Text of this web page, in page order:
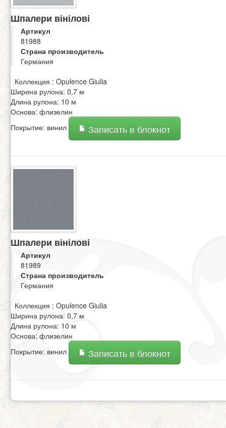
Шпалери вінілові
Артикул
81988
Страна производитель
Германия
Коллекция : Opulence Giulia
Ширина рулона: 0,7 м
Длина рулона: 10 м
Основа: флизелин
Покрытие: винил
Записать в блокнот
Шпалери вінілові
Артикул
81989
Страна производитель
Германия
Коллекция : Opulence Giulia
Ширина рулона: 0,7 м
Длина рулона: 10 м
Основа: флизелин
Покрытие: винил
Записать в блокнот